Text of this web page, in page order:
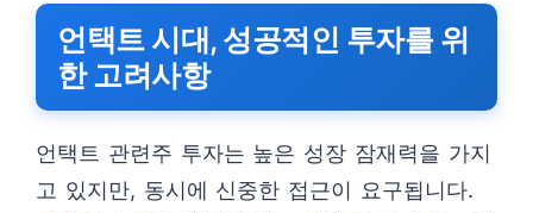
언택트 시대, 성공적인 투자를 위
한 고려사항
언택트 관련주 투자는 높은 성장 잠재력을 가지
고 있지만, 동시에 신중한 접근이 요구됩니다.